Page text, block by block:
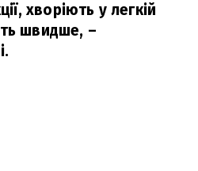
хворіють у легкій
швидше, –